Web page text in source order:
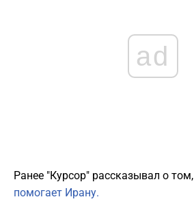
ad
Ранее "Курсор" рассказывал о
помогает Ирану.